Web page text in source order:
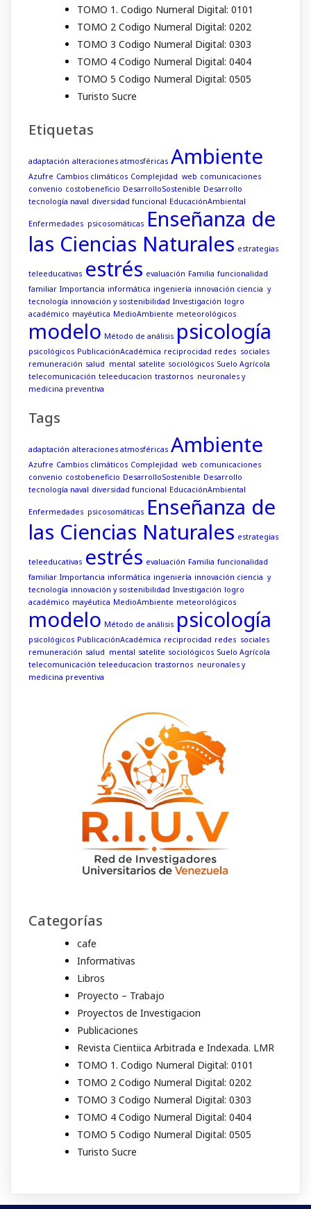
TOMO 1. Codigo Numeral Digital: 0101
TOMO 2 Codigo Numeral Digital: 0202
TOMO 3 Codigo Numeral Digital: 0303
TOMO 4 Codigo Numeral Digital: 0404
TOMO 5 Codigo Numeral Digital: 0505
Turisto Sucre
Etiquetas
adaptación alteraciones atmosféricas Ambiente
Azufre Cambios climáticos Complejidad web comunicaciones
convenio costobeneficio DesarrolloSostenible Desarrollo
tecnología naval diversidad funcional EducaciónAmbiental
Enfermedades psicosomáticas Enseñanza de
las Ciencias Naturales estrategias
teleeducativas estrés evaluación Familia funcionalidad
familiar Importancia informática ingeniería innovación ciencia y
tecnología innovación y sostenibilidad Investigación logro
académico mayéutica MedioAmbiente meteorológicos
modelo Método de análisis psicología
psicológicos PublicaciónAcadémica reciprocidad redes sociales
remuneración salud mental satelite sociológicos Suelo Agrícola
telecomunicación teleeducacion trastornos neuronales y
medicina preventiva
Tags
adaptación alteraciones atmosféricas Ambiente
Azufre Cambios climáticos Complejidad web comunicaciones
convenio costobeneficio DesarrolloSostenible Desarrollo
tecnología naval diversidad funcional EducaciónAmbiental
Enfermedades psicosomáticas Enseñanza de
las Ciencias Naturales estrategias
teleeducativas estrés evaluación Familia funcionalidad
familiar Importancia informática ingeniería innovación ciencia y
tecnología innovación y sostenibilidad Investigación logro
académico mayéutica MedioAmbiente meteorológicos
modelo Método de análisis psicología
psicológicos PublicaciónAcadémica reciprocidad redes sociales
remuneración salud mental satelite sociológicos Suelo Agrícola
telecomunicación teleeducacion trastornos neuronales y
medicina preventiva
Categorías
cafe
Informativas
Libros
Proyecto – Trabajo
Proyectos de Investigacion
Publicaciones
Revista Cientiica Arbitrada e Indexada. LMR
TOMO 1. Codigo Numeral Digital: 0101
TOMO 2 Codigo Numeral Digital: 0202
TOMO 3 Codigo Numeral Digital: 0303
TOMO 4 Codigo Numeral Digital: 0404
TOMO 5 Codigo Numeral Digital: 0505
Turisto Sucre